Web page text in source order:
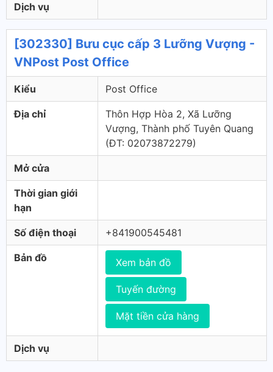
Dịch vụ
[302330] Bưu cục cấp 3 Lưỡng Vượng -
VNPost Post Office
Kiểu Post Office
Địa chỉ
Thôn Hợp Hòa 2, Xã Lưỡng
Vượng, Thành phố Tuyên Quang
(ÐT: 02073872279)
Mở cửa
Thời gian giới
hạn
Số điện thoại +841900545481
Bản đồ Xem bản đồ
Tuyến đường
Mặt tiền cửa hàng
Dịch vụ